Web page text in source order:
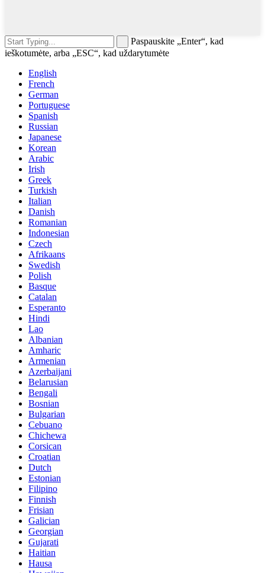
Paspauskite „Enter“, kad
ieškotumėte, arba „ESC“, kad uždarytumėte
English
French
German
Portuguese
Spanish
Russian
Japanese
Korean
Arabic
Irish
Greek
Turkish
Italian
Danish
Romanian
Indonesian
Czech
Afrikaans
Swedish
Polish
Basque
Catalan
Esperanto
Hindi
Lao
Albanian
Amharic
Armenian
Azerbaijani
Belarusian
Bengali
Bosnian
Bulgarian
Cebuano
Chichewa
Corsican
Croatian
Dutch
Estonian
Filipino
Finnish
Frisian
Galician
Georgian
Gujarati
Haitian
Hausa